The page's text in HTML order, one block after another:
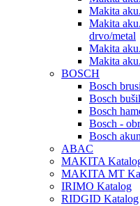
Makita
Makita
drvo/metal
Makita
Makita
BOSCH
Bosch
Bosch
Bosch
Bosch -
Bosch
ABAC
MAKITA
MAKITA MT
IRIMO Katalog
RIDGID Katalog